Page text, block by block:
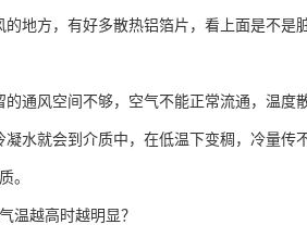
地方，有好多散热铝箔片，看上面是不是
通风空间不够，空气不能正常流通，温度
水就会到介质中，在低温下变稠，冷量传
。
温越高时越明显？